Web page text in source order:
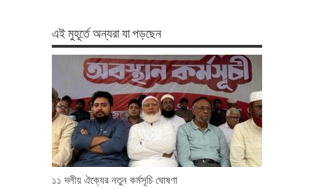
এই মুহূর্তে অন্যরা যা পড়ছেন
১১ দলীয় ঐক্যের নতুন কর্মসূচি ঘোষণা